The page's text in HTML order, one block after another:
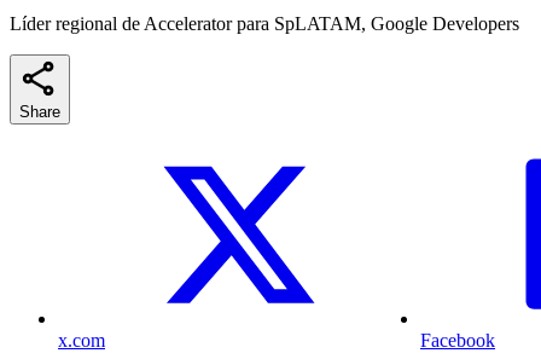
Líder regional de Accelerator para SpLATAM, Google Developers
Share
x.com Facebook